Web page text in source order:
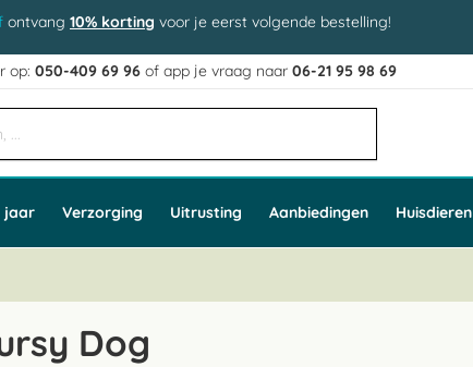
ontvang 10% korting voor je eerst volgende bestelling!
op:050-409 69 96 of app je vraag naar06-21 95 98 69
jaar Verzorging Uitrusting Aanbiedingen Huisdieren
Dog